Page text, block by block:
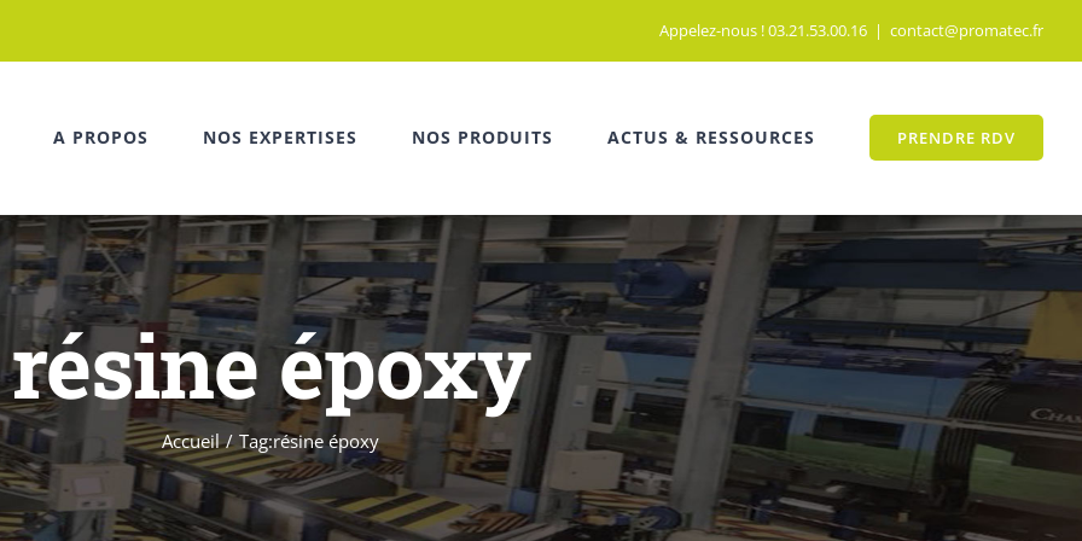
Appelez-nous ! 03.21.53.00.16 | contact@promatec.fr
A PROPOS NOS EXPERTISES NOS PRODUITS ACTUS & RESSOURCES PRENDRE RDV
résine époxy
Accueil Tag:résine époxy